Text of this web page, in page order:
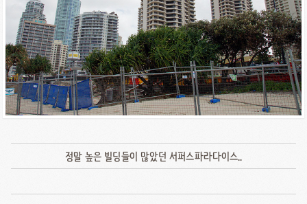
정말 높은 빌딩들이 많았던 서퍼스파라다이스..